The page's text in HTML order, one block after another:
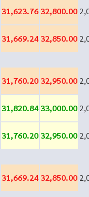
31,623.76 32,800.00
31,669.24 32,850.00
31,760.20 32,950.00
31,820.84 33,000.00
31,760.20 32,950.00
31,669.24 32,850.00